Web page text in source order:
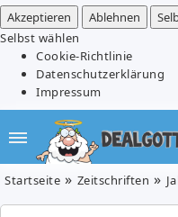
Akzeptieren
Ablehnen
Selbst wählen
Cookie-Richtlinie
Datenschutzerklärung
Impressum
Startseite Zeitschriften